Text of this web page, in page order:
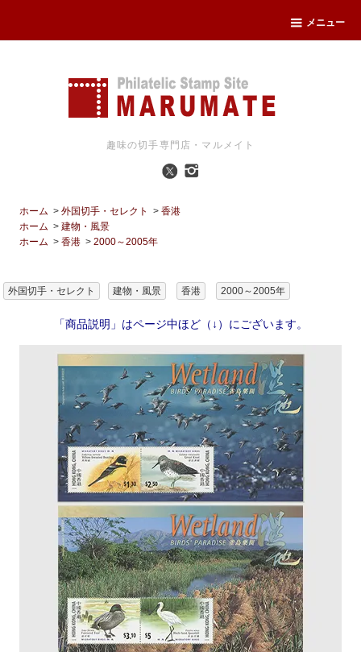
メニュー
趣味の切手専門店・マルメイト
ホーム >外国切手・セレクト >香港
ホーム >建物・風景
ホーム >香港 >2000～2005年
外国切手・セレクト 建物・風景 香港 2000～2005年
「商品説明」はページ中ほど（↓）にございます。